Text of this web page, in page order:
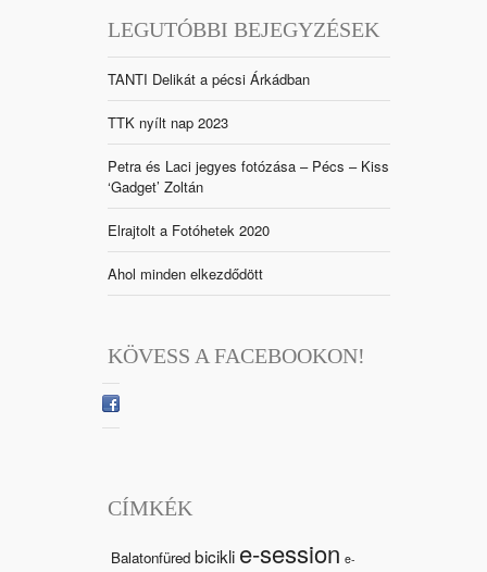
LEGUTÓBBI BEJEGYZÉSEK
TANTI Delikát a pécsi Árkádban
TTK nyílt nap 2023
Petra és Laci jegyes fotózása – Pécs – Kiss
‘Gadget’ Zoltán
Elrajtolt a Fotóhetek 2020
Ahol minden elkezdődött
KÖVESS A FACEBOOKON!
CÍMKÉK
Balatonfüred bicikli e-session e-